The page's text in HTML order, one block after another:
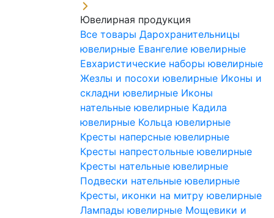
Ювелирная продукция
Все товары Дарохранительницы
ювелирные Евангелие ювелирные
Евхаристические наборы ювелирные
Жезлы и посохи ювелирные Иконы и
складни ювелирные Иконы
нательные ювелирные Кадила
ювелирные Кольца ювелирные
Кресты наперсные ювелирные
Кресты напрестольные ювелирные
Кресты нательные ювелирные
Подвески нательные ювелирные
Кресты, иконки на митру ювелирные
Лампады ювелирные Мощевики и